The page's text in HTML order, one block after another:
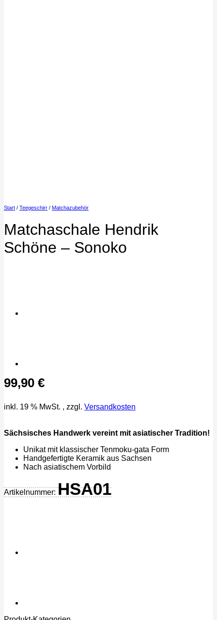
Start / Teegeschirr / Matchazubehör
Matchaschale Hendrik
Schöne – Sonoko
99,90 €
inkl. 19 % MwSt. , zzgl. Versandkosten
Sächsisches Handwerk vereint mit asiatischer Tradition!
Unikat mit klassischer Tenmoku-gata Form
Handgefertigte Keramik aus Sachsen
Nach asiatischem Vorbild
Artikelnummer: HSA01